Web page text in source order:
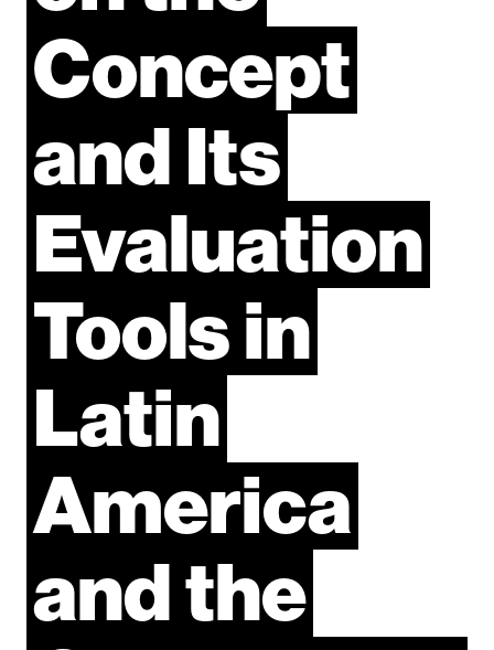
Concept
andIts
Evaluation
Toolsin
Latin
America
andthe